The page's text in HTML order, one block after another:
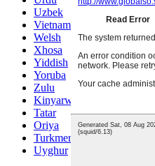
Uzbek
Vietnamese
Welsh
Xhosa
Yiddish
Yoruba
Zulu
Kinyarwanda
Tatar
Oriya
Turkmen
Uyghur